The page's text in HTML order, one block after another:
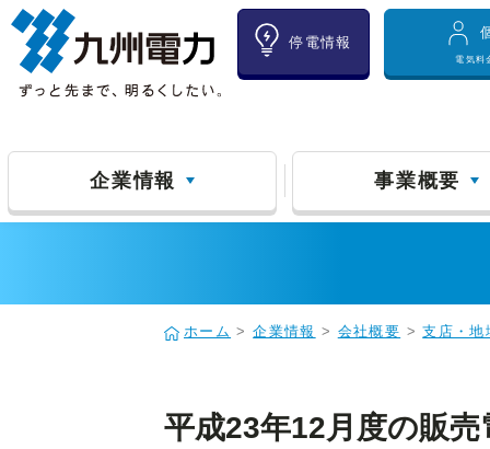
停電情報
電気料
企業情報 事業概要
ホーム >企業情報 > 会社概要 >支店・地
平成23年12月度の販